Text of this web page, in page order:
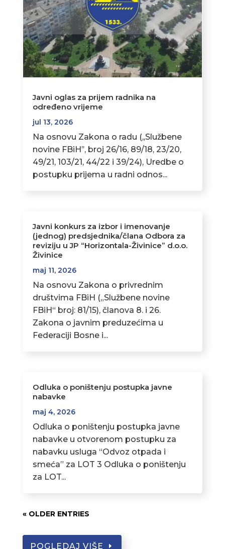
Javni oglas za prijem radnika na
određeno vrijeme
jul 13, 2026
Na osnovu Zakona o radu (,,Službene
novine FBiH’’, broj 26/16, 89/18, 23/20,
49/21, 103/21, 44/22 i 39/24), Uredbe o
postupku prijema u radni odnos...
Javni konkurs za izbor i imenovanje
(jednog) predsjednika/člana Odbora za
reviziju u JP “Horizontala-Živinice” d.o.o.
Živinice
maj 11, 2026
Na osnovu Zakona o privrednim
društvima FBiH („Službene novine
FBiH“ broj: 81/15), članova 8. i 26.
Zakona o javnim preduzećima u
Federaciji Bosne i...
Odluka o poništenju postupka javne
nabavke
maj 4, 2026
Odluka o poništenju postupka javne
nabavke u otvorenom postupku za
nabavku usluga “Odvoz otpada i
smeća” za LOT 3 Odluka o poništenju
za LOT...
« OLDER ENTRIES
POGLEDAJ VIŠE